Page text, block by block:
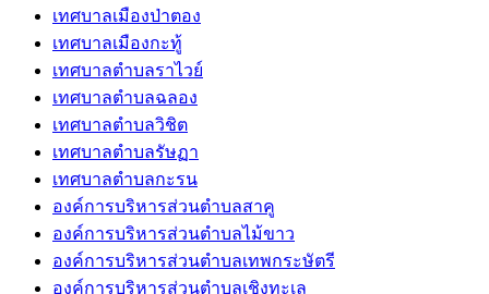
เทศบาลเมืองป่าตอง
เทศบาลเมืองกะทู้
เทศบาลตำบลราไวย์
เทศบาลตำบลฉลอง
เทศบาลตำบลวิชิต
เทศบาลตำบลรัษฏา
เทศบาลตำบลกะรน
องค์การบริหารส่วนตำบลสาคู
องค์การบริหารส่วนตำบลไม้ขาว
องค์การบริหารส่วนตำบลเทพกระษัตรี
องค์การบริหารส่วนตำบลเชิงทะเล